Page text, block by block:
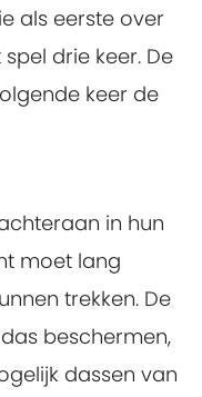
als eerste over
drie keer. De
keer de
in hun
moet lang
trekken. De
beschermen,
dassen van